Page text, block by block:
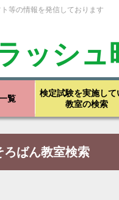
等の情報を発信しております
ッシ
覧
検定試験を実施して
教室の検索
ろばん教室検索